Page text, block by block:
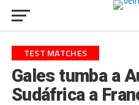
TEST MATCHES
Gales tumba a
Sudáfrica a